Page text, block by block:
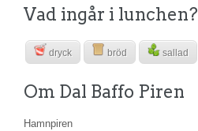
Vad ingår i lunchen?
dryck bröd sallad
Om Dal Baffo Piren
Hamnpiren